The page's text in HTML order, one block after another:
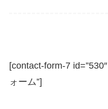
[contact-form-7
ォーム”]